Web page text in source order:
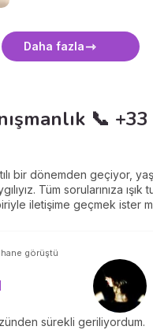
Daha fazla
📞
bir dönemden geçiyor,
Tüm sorularınıza ışık
iletişime geçmek ister
görüştü
sürekli geriliyordum.